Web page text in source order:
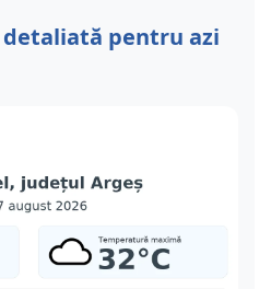
pentru azi